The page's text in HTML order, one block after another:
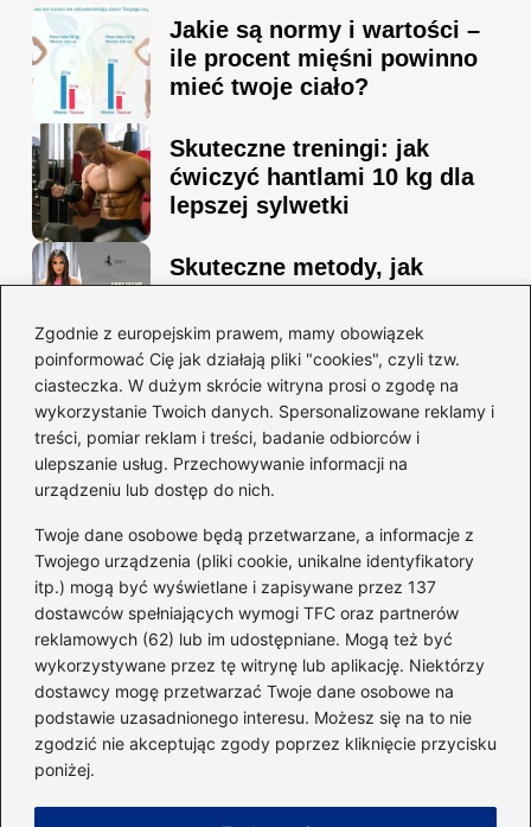
Zgodnie z europejskim prawem, mamy obowiązek
poinformować Cię jak działają pliki "cookies", czyli tzw.
ciasteczka. W dużym skrócie witryna prosi o zgodę na
wykorzystanie Twoich danych. Spersonalizowane reklamy i
treści, pomiar reklam i treści, badanie odbiorców i
ulepszanie usług. Przechowywanie informacji na
urządzeniu lub dostęp do nich.
Twoje dane osobowe będą przetwarzane, a informacje z
Twojego urządzenia (pliki cookie, unikalne identyfikatory
itp.) mogą być wyświetlane i zapisywane przez 137
dostawców spełniających wymogi TFC oraz partnerów
reklamowych (62) lub im udostępniane. Mogą też być
wykorzystywane przez tę witrynę lub aplikację. Niektórzy
dostawcy mogę przetwarzać Twoje dane osobowe na
podstawie uzasadnionego interesu. Możesz się na to nie
zgodzić nie akceptując zgody poprzez kliknięcie przycisku
poniżej.
Jakie są normy i wartości –
ile procent mięśni powinno
mieć twoje ciało?
Skuteczne treningi: jak
ćwiczyć hantlami 10 kg dla
lepszej sylwetki
Skuteczne metody, jak
sylwetkę w zaledwie 90 dni
Idealny garnitur: jak dobrać
go do swojej sylwetki?
Kategorie
Dieta i kalorie(221)
Fitness(236)
Siłownia(101)
Sport(60)
Sprzęt i akcesoria(25)
Suplementy(38)